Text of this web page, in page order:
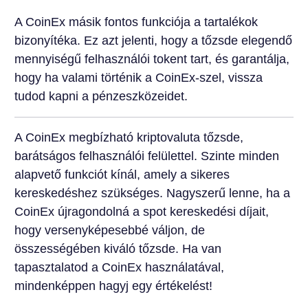
A CoinEx másik fontos funkciója a tartalékok
bizonyítéka. Ez azt jelenti, hogy a tőzsde elegendő
mennyiségű felhasználói tokent tart, és garantálja,
hogy ha valami történik a CoinEx-szel, vissza
tudod kapni a pénzeszközeidet.
A CoinEx megbízható kriptovaluta tőzsde,
barátságos felhasználói felülettel. Szinte minden
alapvető funkciót kínál, amely a sikeres
kereskedéshez szükséges. Nagyszerű lenne, ha a
CoinEx újragondolná a spot kereskedési díjait,
hogy versenyképesebbé váljon, de
összességében kiváló tőzsde. Ha van
tapasztalatod a CoinEx használatával,
mindenképpen hagyj egy értékelést!